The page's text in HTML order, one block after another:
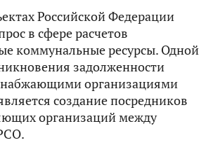
Российской Федерации
в сфере расчетов
коммунальные ресурсы. Одной
задолженности
организациями
создание посредников
организаций между